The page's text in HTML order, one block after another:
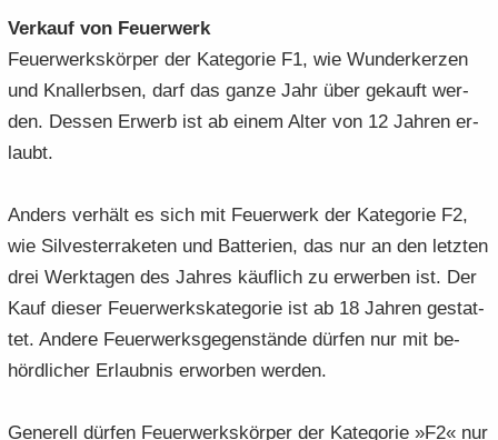
Ver­kauf von Feu­er­werk
Feu­er­werks­kör­per der Ka­te­go­rie F1, wie Wun­der­ker­zen
und Knallerb­sen, darf das ganze Jahr über ge­kauft wer­
den. Des­sen Er­werb ist ab einem Alter von 12 Jah­ren er­
laubt.
An­ders ver­hält es sich mit Feu­er­werk der Ka­te­go­rie F2,
wie Sil­ves­ter­ra­ke­ten und Bat­te­rien, das nur an den letz­ten
drei Werk­ta­gen des Jah­res käuf­lich zu er­wer­ben ist. Der
Kauf die­ser Feu­er­werks­ka­te­go­rie ist ab 18 Jah­ren ge­stat­
tet. An­de­re Feu­er­werks­ge­gen­stän­de dür­fen nur mit be­
hörd­li­cher Er­laub­nis er­wor­ben wer­den.
Ge­ne­rell dür­fen Feu­er­werks­kör­per der Ka­te­go­rie »F2« nur